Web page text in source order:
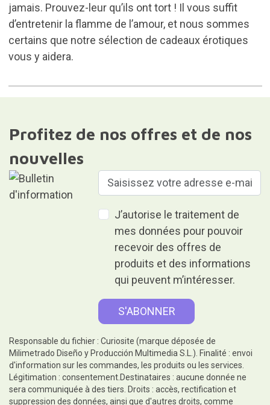
jamais. Prouvez-leur qu’ils ont tort ! Il vous suffit
d’entretenir la flamme de l’amour, et nous sommes
certains que notre sélection de cadeaux érotiques
vous y aidera.
Profitez de nos offres et de nos
nouvelles
J’autorise le traitement de
mes données pour pouvoir
recevoir des offres de
produits et des informations
qui peuvent m’intéresser.
Responsable du fichier : Curiosite (marque déposée de
Milimetrado Diseño y Producción Multimedia S.L.). Finalité : envoi
d'information sur les commandes, les produits ou les services.
Légitimation : consentement.Destinataires : aucune donnée ne
sera communiquée à des tiers. Droits : accès, rectification et
suppression des données, ainsi que d'autres droits, comme